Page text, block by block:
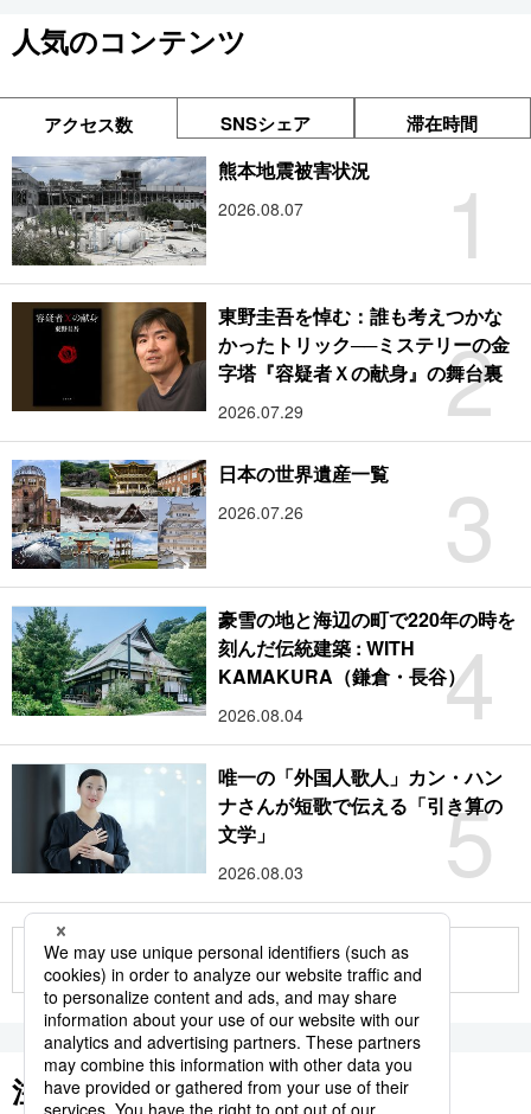
人気のコンテンツ
アクセス数 SNSシェア 滞在時間
1
熊本地震被害状況
2026.08.07
2
東野圭吾を悼む：誰も考えつかな
かったトリック──ミステリーの金
字塔『容疑者Ｘの献身』の舞台裏
2026.07.29
3
日本の世界遺産一覧
2026.07.26
4
豪雪の地と海辺の町で220年の時を
刻んだ伝統建築 : WITH
KAMAKURA（鎌倉・長谷）
2026.08.04
5
唯一の「外国人歌人」カン・ハン
ナさんが短歌で伝える「引き算の
文学」
2026.08.03
もっと見る
注目のキーワード